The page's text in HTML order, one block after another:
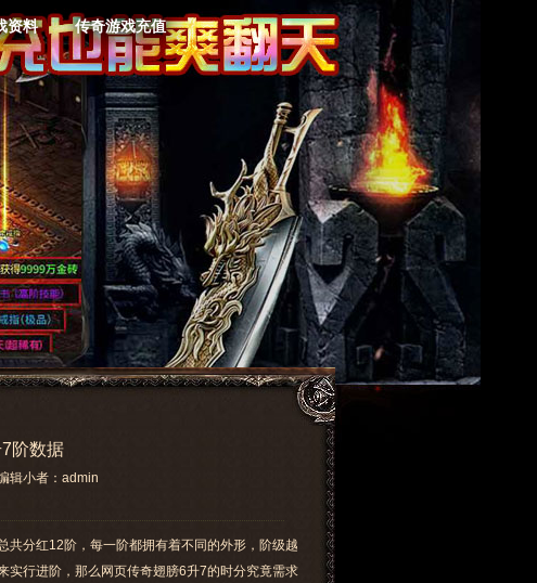
资料 传奇游戏充值
阶数据
辑小者：admin
共分红12阶，每一阶都拥有着不同的外形，阶级越
实行进阶，那么网页传奇翅膀6升7的时分究竟需求